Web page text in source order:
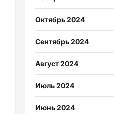
Октябрь 2024
Сентябрь 2024
Август 2024
Июль 2024
Июнь 2024